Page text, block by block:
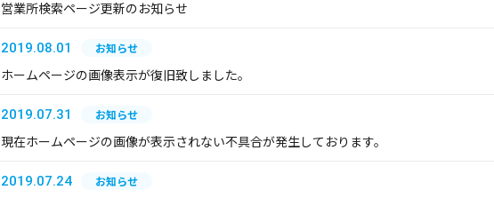
営業所検索ページ更新のお知らせ
2019.08.01 お知らせ
ホームページの画像表示が復旧致しました。
2019.07.31 お知らせ
現在ホームページの画像が表示されない不具合が発生しております。
2019.07.24 お知らせ